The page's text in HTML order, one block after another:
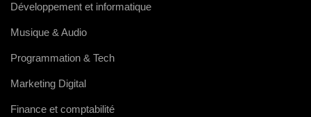
Développement et informatique
Musique & Audio
Programmation & Tech
Marketing Digital
Finance et comptabilité